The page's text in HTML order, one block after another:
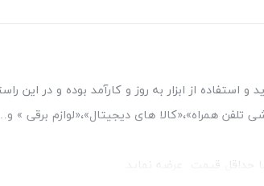
از ابزار به روز و کارآمد بوده و در این
تلفن همراه»،«کالا های دیجیتال»،«لوازم
حداقل قیمت عرضه نماید.